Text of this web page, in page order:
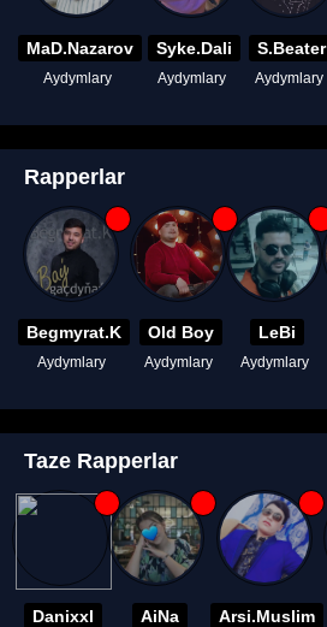
MaD.Nazarov
Aydymlary
Syke.Dali
Aydymlary
S.Beater
Aydymlary
Rapperlar
Begmyrat.K
Aydymlary
Old Boy
Aydymlary
LeBi
Aydymlary
Taze Rapperlar
Danixxl AiNa Arsi.Muslim